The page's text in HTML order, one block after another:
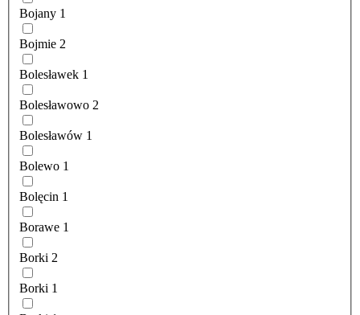
Bojany 1
Bojmie 2
Bolesławek 1
Bolesławowo 2
Bolesławów 1
Bolewo 1
Bolęcin 1
Borawe 1
Borki 2
Borki 1